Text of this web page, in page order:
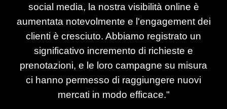
social media, la nostra visibilità online è
aumentata notevolmente e l'engagement dei
clienti è cresciuto. Abbiamo registrato un
significativo incremento di richieste e
prenotazioni, e le loro campagne su misura
ci hanno permesso di raggiungere nuovi
mercati in modo efficace."